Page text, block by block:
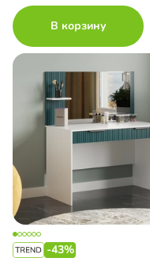
В корзину
-43%